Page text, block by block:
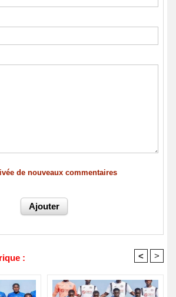
de nouveaux commentaires
: < >